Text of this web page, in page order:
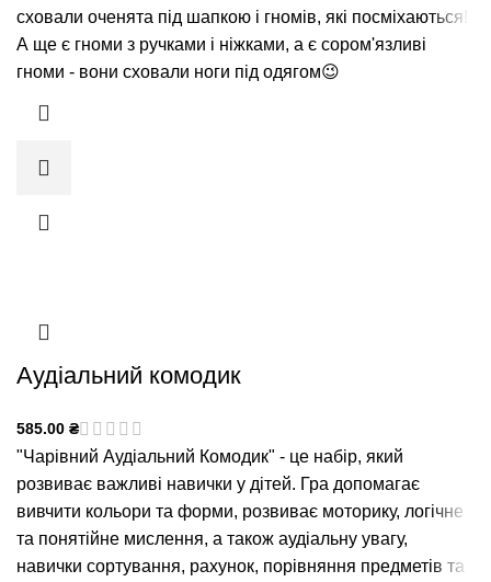
сховали оченята під шапкою і гномів, які посміхаються!
А ще є гноми з ручками і ніжками, а є сором'язливі
гноми - вони сховали ноги під одягом😉
Аудіальний комодик
585.00 ₴
"Чарівний Аудіальний Комодик" - це набір, який
розвиває важливі навички у дітей. Гра допомагає
вивчити кольори та форми, розвиває моторику, логічне
та понятійне мислення, а також аудіальну увагу,
навички сортування, рахунок, порівняння предметів та